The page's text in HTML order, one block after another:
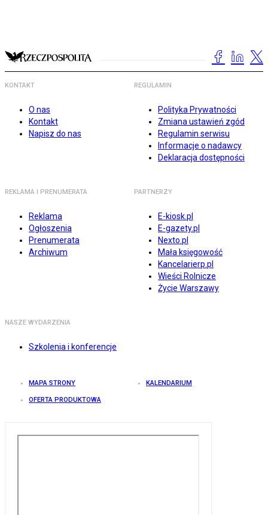
KONTAKT
O nas
Kontakt
Napisz do nas
REGULAMIN
Polityka Prywatności
Zmiana ustawień zgód
Regulamin serwisu
Informacje o nadawcy
Deklaracja dostępności
REKLAMA I PRENUMERATA
Reklama
Ogłoszenia
Prenumerata
Archiwum
PARTNERZY
E-kiosk.pl
E-gazety.pl
Nexto.pl
Mała księgowość
Kancelarierp.pl
Wieści Rolnicze
Życie Warszawy
NASZE WYDARZENIA
Szkolenia i konferencje
MAPA STRONY KALENDARIUM
OFERTA PRODUKTOWA